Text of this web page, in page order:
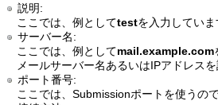
説明:
ここでは、例としてtestを入力していま
サーバー名:
ここでは、例としてmail.example.com
メールサーバー名あるいはIPアドレスを
ポート番号:
ここでは、Submissionポートを使うので